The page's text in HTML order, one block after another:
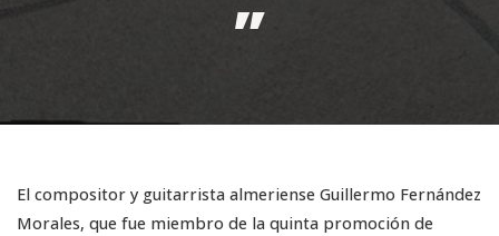
”
El compositor y guitarrista almeriense Guillermo Fernández
Morales, que fue miembro de la quinta promoción de